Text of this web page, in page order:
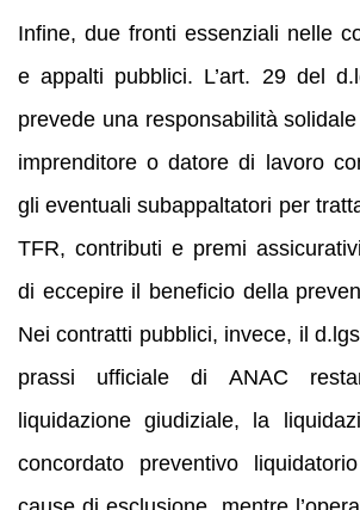
Infine, due fronti essenziali nelle
e appalti pubblici. L’art. 29 del
prevede una responsabilità
imprenditore o datore di lavoro
gli eventuali subappaltatori per
TFR, contributi e premi
di eccepire il beneficio della
Nei contratti pubblici, invece, il
prassi ufficiale di ANAC
liquidazione giudiziale, la
concordato preventivo